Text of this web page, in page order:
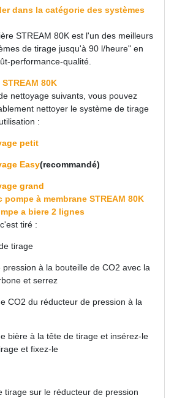
dans la catégorie des systèmes
STREAM 80K est l'un des meilleurs
de tirage jusqu'à 90 l/heure" en
performance-qualité.
80K
nettoyage suivants, vous pouvez
nettoyer le système de tirage
:
petit
Easy(recommandé)
grand
à membrane STREAM 80K
a biere 2 lignes
tiré :
tirage
à la bouteille de CO2 avec la
et serrez
CO2 du réducteur de pression à la
bière à la tête de tirage et insérez-le
et fixez-le
tirage sur le réducteur de pression